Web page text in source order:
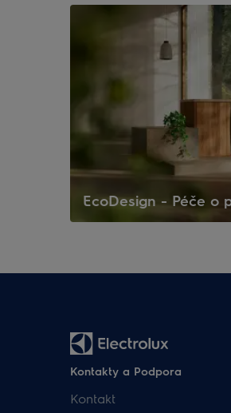
EcoDesign - Péče o
Kontakty a Podpora
Kontakt